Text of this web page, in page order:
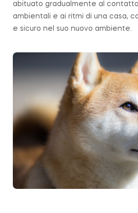
abituato gradualmente al
ambientali e ai ritmi di una casa,
e sicuro nel suo nuovo ambiente.